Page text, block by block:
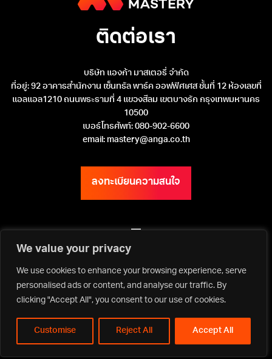
We value your privacy
We use cookies to enhance your browsing experience, serve
personalised ads or content, and analyse our traffic. By
clicking "Accept All", you consent to our use of cookies.
Customise Reject All Accept All
ติดต่อเรา
บริษัท แองก้า มาสเตอรี่ จำกัด
ที่อยู่: 92 อาคารสำนักงาน เซ็นทรัล พาร์ค ออฟฟิศเศส ชั้นที่ 12 ห้องเลขที่
แอลแอล1210 ถนนพระรามที่ 4 แขวงสีลม เขตบางรัก กรุงเทพมหานคร
10500
เบอร์โทรศัพท์: 080-902-6600
email: mastery@anga.co.th
ลงทะเบียนความสนใจ
เว็บไซต์ ANGA Bangkok
Copyright ©2026 Asia Media Studio Co., Ltd. All rights reserved.